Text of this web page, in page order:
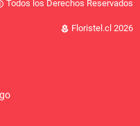
Todos los Derechos Reservados
local_florist Floristel.cl 2026